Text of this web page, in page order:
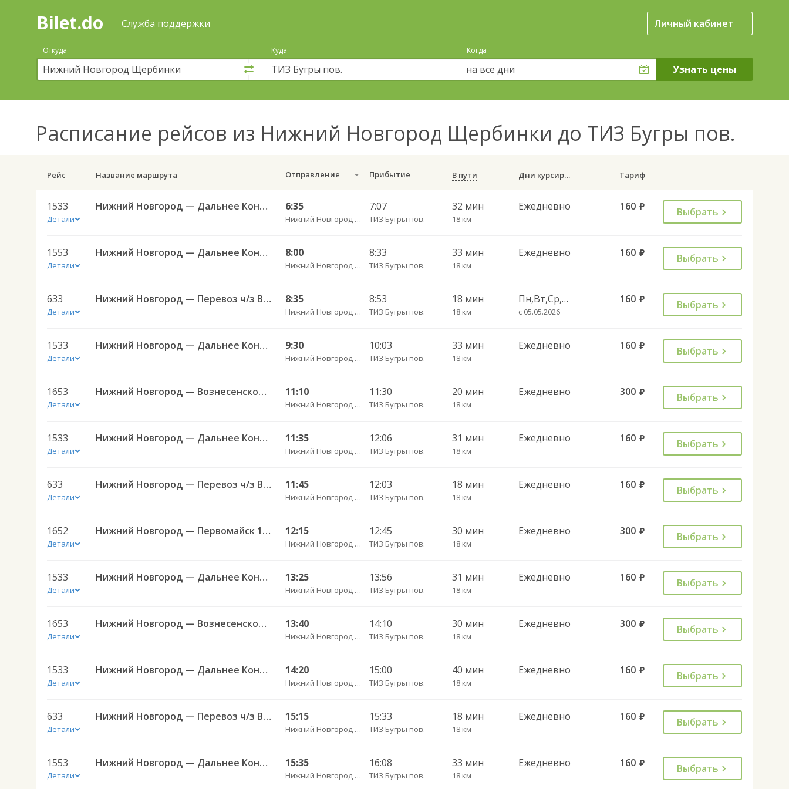
Поиск
покупка
билетов
автобус
онлайн
Bilet.do Служба поддержки Личный кабинет
Откуда Куда Когда
на все дни
Расписание рейсов из Нижний Новгород Щербинки до ТИЗ Бугры пов.
Рейс Название маршрута Отправление Прибытие В пути Дни курсирования Тариф
1533
Детали
Нижний Новгород — Дальнее Константиново 1533 6:35
Нижний Новгород Щербинки
7:07
ТИЗ Бугры пов.
32 мин
18 км
Ежедневно 160 руб. Выбрать
1553
Детали
Нижний Новгород — Дальнее Константиново ч/з Румянцево 1553 8:00
Нижний Новгород Щербинки
8:33
ТИЗ Бугры пов.
33 мин
18 км
Ежедневно 160 руб. Выбрать
633
Детали
Нижний Новгород — Перевоз ч/з Вад 633 8:35
Нижний Новгород Щербинки
8:53
ТИЗ Бугры пов.
18 мин
18 км
Пн,Вт,Ср,Чт,Пт,Сб
с 05.05.2026
160 руб. Выбрать
1533
Детали
Нижний Новгород — Дальнее Константиново 1533 9:30
Нижний Новгород Щербинки
10:03
ТИЗ Бугры пов.
33 мин
18 км
Ежедневно 160 руб. Выбрать
1653
Детали
Нижний Новгород — Вознесенское 1653 11:10
Нижний Новгород Щербинки
11:30
ТИЗ Бугры пов.
20 мин
18 км
Ежедневно 300 руб. Выбрать
1533
Детали
Нижний Новгород — Дальнее Константиново 1533 11:35
Нижний Новгород Щербинки
12:06
ТИЗ Бугры пов.
31 мин
18 км
Ежедневно 160 руб. Выбрать
633
Детали
Нижний Новгород — Перевоз ч/з Вад 633 11:45
Нижний Новгород Щербинки
12:03
ТИЗ Бугры пов.
18 мин
18 км
Ежедневно 160 руб. Выбрать
1652
Детали
Нижний Новгород — Первомайск 1652 12:15
Нижний Новгород Щербинки
12:45
ТИЗ Бугры пов.
30 мин
18 км
Ежедневно 300 руб. Выбрать
1533
Детали
Нижний Новгород — Дальнее Константиново 1533 13:25
Нижний Новгород Щербинки
13:56
ТИЗ Бугры пов.
31 мин
18 км
Ежедневно 160 руб. Выбрать
1653
Детали
Нижний Новгород — Вознесенское 1653 13:40
Нижний Новгород Щербинки
14:10
ТИЗ Бугры пов.
30 мин
18 км
Ежедневно 300 руб. Выбрать
1533
Детали
Нижний Новгород — Дальнее Константиново 1533 14:20
Нижний Новгород Щербинки
15:00
ТИЗ Бугры пов.
40 мин
18 км
Ежедневно 160 руб. Выбрать
633
Детали
Нижний Новгород — Перевоз ч/з Вад 633 15:15
Нижний Новгород Щербинки
15:33
ТИЗ Бугры пов.
18 мин
18 км
Ежедневно 160 руб. Выбрать
1553
Детали
Нижний Новгород — Дальнее Константиново ч/з Румянцево 1553 15:35
Нижний Новгород Щербинки
16:08
ТИЗ Бугры пов.
33 мин
18 км
Ежедневно 160 руб. Выбрать